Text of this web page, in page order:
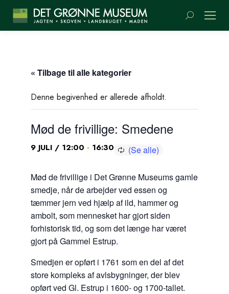
Søge:
« Tilbage til alle kategorier
Denne begivenhed er allerede afholdt.
Mød de frivillige: Smedene
9 JULI / 12:00 - 16:30
Mød de frivillige i Det Grønne Museums gamle
smedje, når de arbejder ved essen og
tæmmer jern ved hjælp af ild, hammer og
ambolt, som mennesket har gjort siden
forhistorisk tid, og som det længe har været
gjort på Gammel Estrup.
Smedjen er opført i 1761 som en del af det
store kompleks af avlsbygninger, der blev
opført ved Gl. Estrup i 1600- og 1700-tallet.